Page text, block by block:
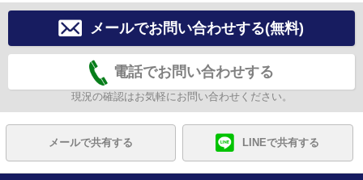
メールでお問い合わせする(無料)
電話でお問い合わせする
現況の確認はお気軽にお問い合わせください。
メールで共有する LINEで共有する